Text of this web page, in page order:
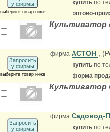
у фирмы
выберите товар ниже
купить по
оптово-
Культиватор
Запросить
у фирмы
выберите товар ниже
фирма АСТОН ,
купить по
форма
Культиватор
Запросить
у фирмы
фирма Садовод-
купить по